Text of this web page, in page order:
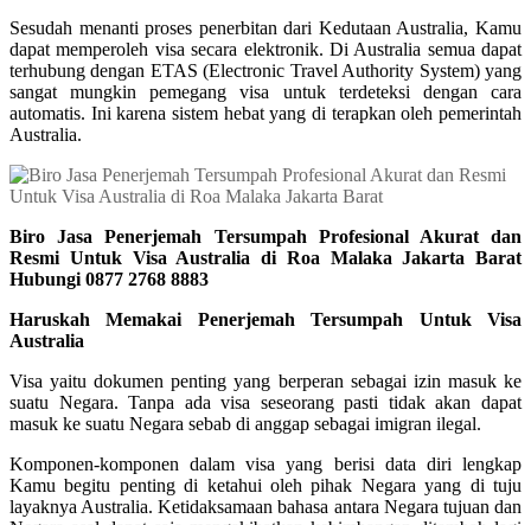
Sesudah menanti proses penerbitan dari Kedutaan Australia, Kamu
dapat memperoleh visa secara elektronik. Di Australia semua dapat
terhubung dengan ETAS (Electronic Travel Authority System) yang
sangat mungkin pemegang visa untuk terdeteksi dengan cara
automatis. Ini karena sistem hebat yang di terapkan oleh pemerintah
Australia.
Biro Jasa Penerjemah Tersumpah Profesional Akurat dan
Resmi Untuk Visa Australia di Roa Malaka Jakarta Barat
Hubungi 0877 2768 8883
Haruskah Memakai Penerjemah Tersumpah Untuk Visa
Australia
Visa yaitu dokumen penting yang berperan sebagai izin masuk ke
suatu Negara. Tanpa ada visa seseorang pasti tidak akan dapat
masuk ke suatu Negara sebab di anggap sebagai imigran ilegal.
Komponen-komponen dalam visa yang berisi data diri lengkap
Kamu begitu penting di ketahui oleh pihak Negara yang di tuju
layaknya Australia. Ketidaksamaan bahasa antara Negara tujuan dan